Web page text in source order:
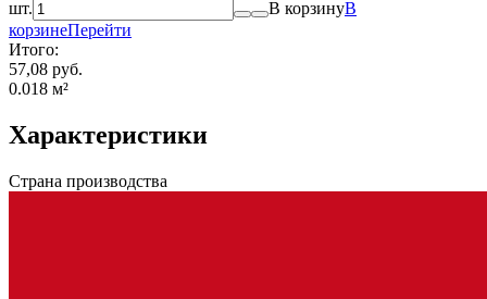
шт. В корзинуВ
корзинеПерейти
Итого:
57,08 руб.
0.018 м²
Характеристики
Страна производства